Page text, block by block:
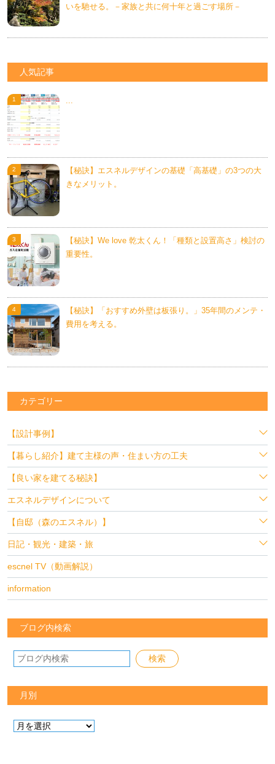
いを馳せる。－家族と共に何十年と過ごす場所－
人気記事
...
【秘訣】エスネルデザインの基礎「高基礎」の3つの大
きなメリット。
【秘訣】We love 乾太くん！「種類と設置高さ」検討の
重要性。
【秘訣】「おすすめ外壁は板張り。」35年間のメンテ・
費用を考える。
カテゴリー
【設計事例】
【暮らし紹介】建て主様の声・住まい方の工夫
【良い家を建てる秘訣】
エスネルデザインについて
【自邸（森のエスネル）】
日記・観光・建築・旅
escnel TV（動画解説）
information
ブログ内検索
月別